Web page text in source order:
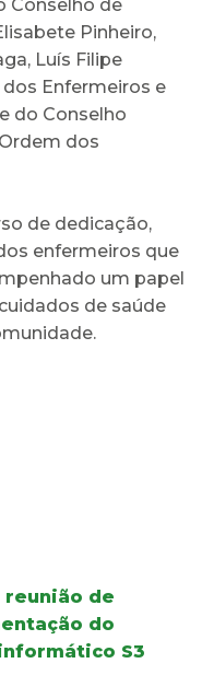
Conselho de
Pinheiro,
Luís Filipe
Enfermeiros e
do Conselho
dos
de dedicação,
enfermeiros que
um papel
de saúde
reunião de
do
S3